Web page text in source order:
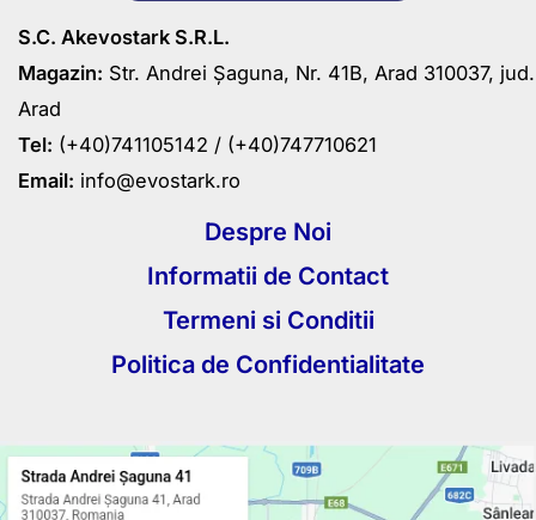
S.C. Akevostark S.R.L.
Magazin: Str. Andrei Șaguna, Nr. 41B, Arad 310037, jud.
Arad
Tel: (+40)741105142 / (+40)747710621
Email: info@evostark.ro
Despre Noi
Informatii de Contact
Termeni si Conditii
Politica de Confidentialitate